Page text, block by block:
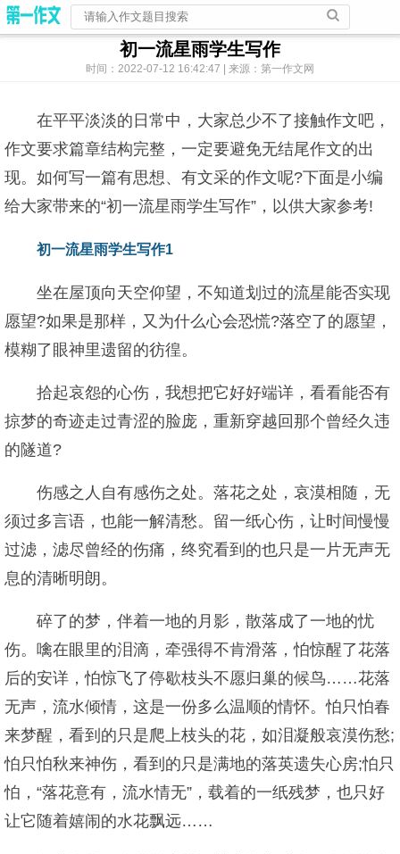
初一流星雨学生写作
时间：2022-07-12 16:42:47 | 来源：第一作文网
在平平淡淡的日常中，大家总少不了接触作文吧，
作文要求篇章结构完整，一定要避免无结尾作文的出
现。如何写一篇有思想、有文采的作文呢?下面是小编
给大家带来的“初一流星雨学生写作”，以供大家参考!
初一流星雨学生写作1
坐在屋顶向天空仰望，不知道划过的流星能否实现
愿望?如果是那样，又为什么心会恐慌?落空了的愿望，
模糊了眼神里遗留的彷徨。
拾起哀怨的心伤，我想把它好好端详，看看能否有
掠梦的奇迹走过青涩的脸庞，重新穿越回那个曾经久违
的隧道?
伤感之人自有感伤之处。落花之处，哀漠相随，无
须过多言语，也能一解清愁。留一纸心伤，让时间慢慢
过滤，滤尽曾经的伤痛，终究看到的也只是一片无声无
息的清晰明朗。
碎了的梦，伴着一地的月影，散落成了一地的忧
伤。噙在眼里的泪滴，牵强得不肯滑落，怕惊醒了花落
后的安详，怕惊飞了停歇枝头不愿归巢的候鸟……花落
无声，流水倾情，这是一份多么温顺的情怀。怕只怕春
来梦醒，看到的只是爬上枝头的花，如泪凝般哀漠伤愁;
怕只怕秋来神伤，看到的只是满地的落英遗失心房;怕只
怕，“落花意有，流水情无”，载着的一纸残梦，也只好
让它随着嬉闹的水花飘远……